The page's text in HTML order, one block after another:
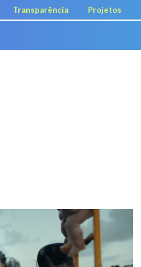
Transparência Projetos